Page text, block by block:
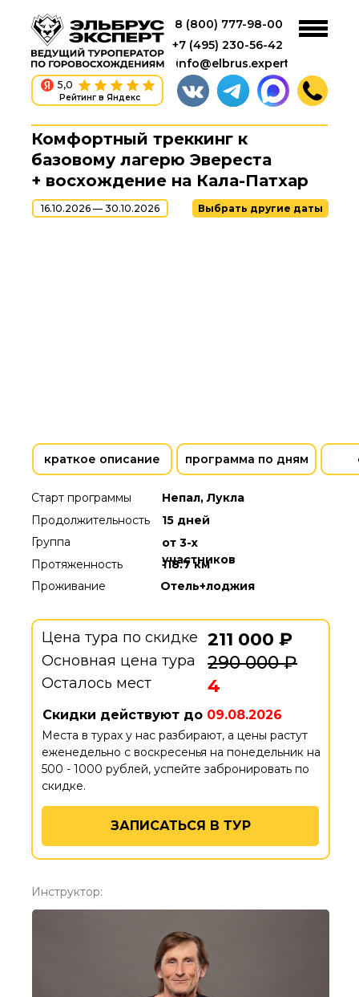
info@elbrus.expert
+7 (495) 230-56-42
8 (800) 777-98-00
5,0
Рейтинг в Яндекс
Комфортный треккинг к
базовому лагерю Эвереста
+ восхождение на Кала-Патхар
16.10.2026 — 30.10.2026 Выбрать другие даты
программа по дням
краткое описание
15 дней
Продолжительность
от 3-х
участников
Группа
118.7 км
Протяженность
Старт программы
Проживание
Непал, Лукла
Отель+лоджия
Цена тура по скидке 211 000 ₽
290 000 ₽
Основная цена тура
Осталось мест
4
Места в турах у нас разбирают, а цены растут
еженедельно с воскресенья на понедельник на
500 - 1000 рублей, успейте забронировать по
скидке.
Скидки действуют до 09.08.2026
ЗАПИСАТЬСЯ В ТУР
Инструктор: